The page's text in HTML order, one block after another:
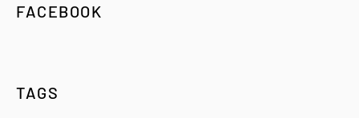
FACEBOOK
TAGS